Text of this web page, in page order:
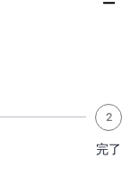
2
完了